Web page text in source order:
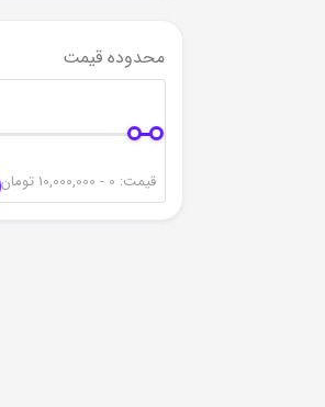
محدوده قیمت
قیمت: 0 - 10,000,000 تومان